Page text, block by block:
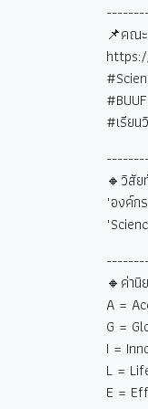
📌คณ
#เรียน
🔸วิสั
"องค์ก
🔸ค่านิ
A =
G =
I =
L =
E =